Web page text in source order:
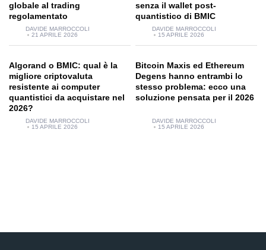
globale al trading
regolamentato
DAVIDE MARROCCOLI
21 APRILE 2026
senza il wallet post-
quantistico di BMIC
DAVIDE MARROCCOLI
15 APRILE 2026
Algorand o BMIC: qual è la
migliore criptovaluta
resistente ai computer
quantistici da acquistare nel
2026?
DAVIDE MARROCCOLI
15 APRILE 2026
Bitcoin Maxis ed Ethereum
Degens hanno entrambi lo
stesso problema: ecco una
soluzione pensata per il 2026
DAVIDE MARROCCOLI
15 APRILE 2026